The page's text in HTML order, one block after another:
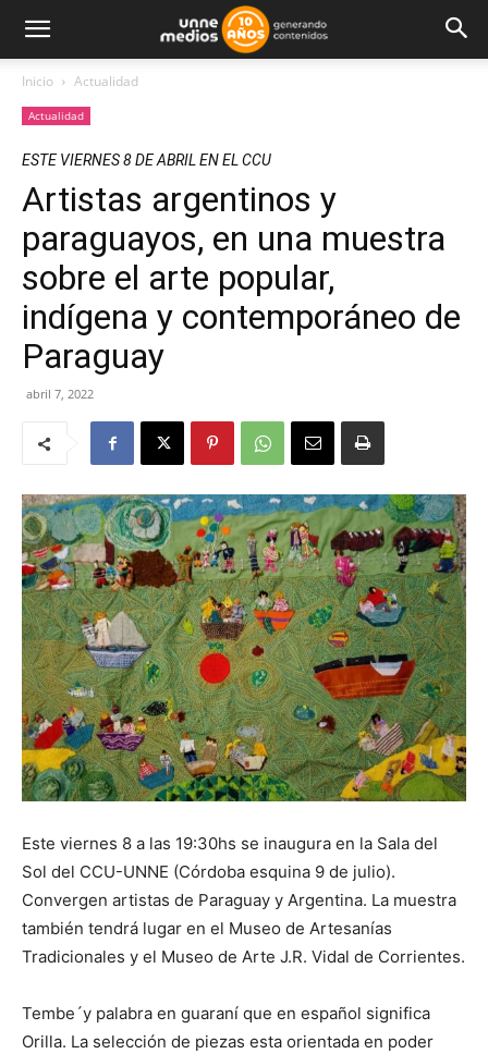
Inicio Actualidad
Actualidad
ESTE VIERNES 8 DE ABRIL EN EL CCU
Artistas argentinos y
paraguayos, en una muestra
sobre el arte popular,
indígena y contemporáneo de
Paraguay
abril 7, 2022
Este viernes 8 a las 19:30hs se inaugura en la Sala del
Sol del CCU-UNNE (Córdoba esquina 9 de julio).
Convergen artistas de Paraguay y Argentina. La muestra
también tendrá lugar en el Museo de Artesanías
Tradicionales y el Museo de Arte J.R. Vidal de Corrientes.
Tembe´y palabra en guaraní que en español significa
Orilla. La selección de piezas esta orientada en poder